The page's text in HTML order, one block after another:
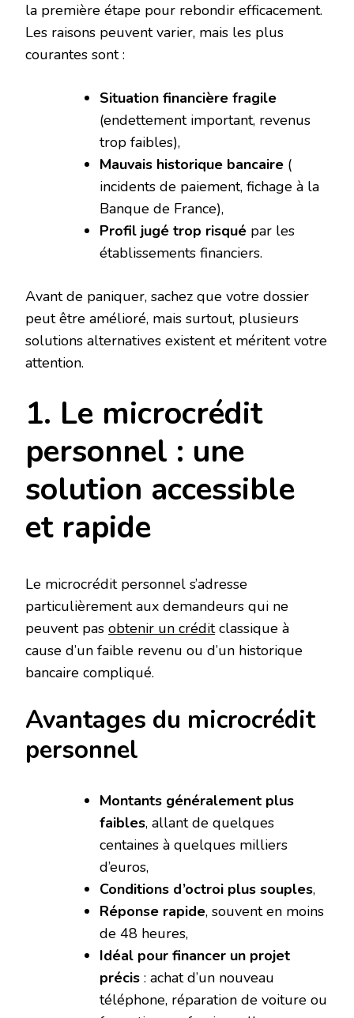
la première étape pour rebondir efficacement.
Les raisons peuvent varier, mais les plus
courantes sont :
Situation financière fragile
(endettement important, revenus
trop faibles),
Mauvais historique bancaire (
incidents de paiement, fichage à la
Banque de France),
Profil jugé trop risqué par les
établissements financiers.
Avant de paniquer, sachez que votre dossier
peut être amélioré, mais surtout, plusieurs
solutions alternatives existent et méritent votre
attention.
1. Le microcrédit
personnel : une
solution accessible
et rapide
Le microcrédit personnel s’adresse
particulièrement aux demandeurs qui ne
peuvent pas obtenir un créditclassique à
cause d’un faible revenu ou d’un historique
bancaire compliqué.
Avantages du microcrédit
personnel
Montants généralement plus
faibles, allant de quelques
centaines à quelques milliers
d’euros,
Conditions d’octroi plus souples,
Réponse rapide, souvent en moins
de 48 heures,
Idéal pour financer un projet
précis : achat d’un nouveau
téléphone, réparation de voiture ou